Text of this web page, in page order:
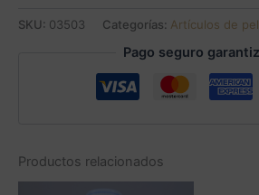
SKU: 03503 Categorías: Artículos de
Pago seguro
Productos relacionados